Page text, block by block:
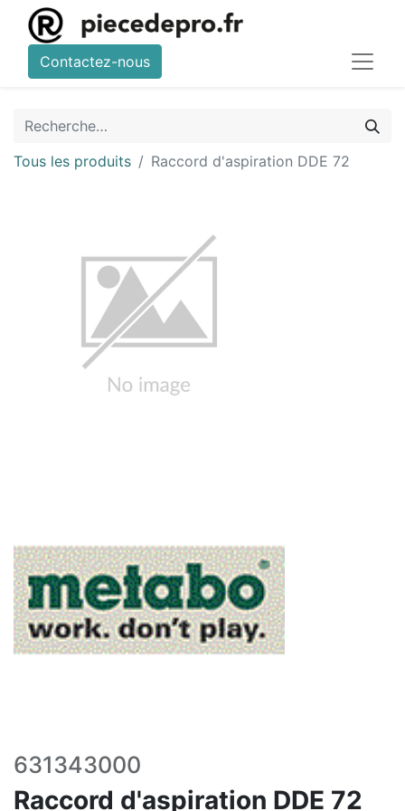
Contactez-nous
Tous les produits Raccord d'aspiration DDE 72
631343000
Raccord d'aspiration DDE 72